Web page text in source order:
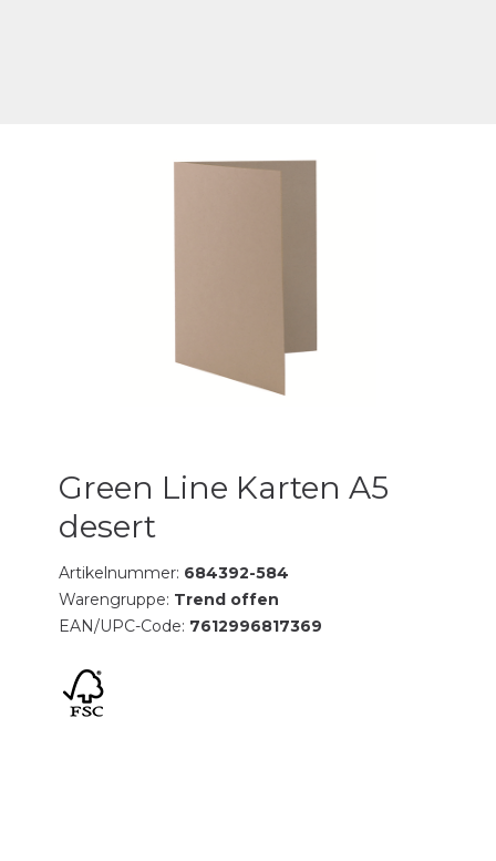
Green Line Karten A5
desert
Artikelnummer: 684392-584
Warengruppe: Trend offen
EAN/UPC-Code: 7612996817369